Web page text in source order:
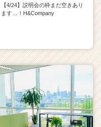
【4/24】説明会の枠まだ空きあり
ます…！H&Company